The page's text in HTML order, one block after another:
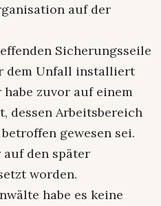
auf der
Sicherungsseile
dem Unfall installiert
zuvor auf einem
dessen Arbeitsbereich
gewesen sei.
den später
worden.
habe es keine